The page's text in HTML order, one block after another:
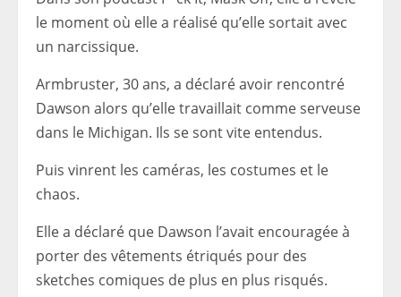
le moment où elle a réalisé qu’elle sortait avec
un narcissique.
Armbruster, 30 ans, a déclaré avoir rencontré
Dawson alors qu’elle travaillait comme serveuse
dans le Michigan. Ils se sont vite entendus.
Puis vinrent les caméras, les costumes et le
chaos.
Elle a déclaré que Dawson l’avait encouragée à
porter des vêtements étriqués pour des
sketches comiques de plus en plus risqués.